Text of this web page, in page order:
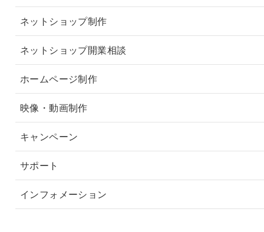
ネットショップ制作
ネットショップ開業相談
ホームページ制作
映像・動画制作
キャンペーン
サポート
インフォメーション